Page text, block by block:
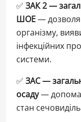
✅ ЗАК 2 —
ШОЕ—
організму,
інфекційних
системи.
✅ ЗАС —
осаду—
стан